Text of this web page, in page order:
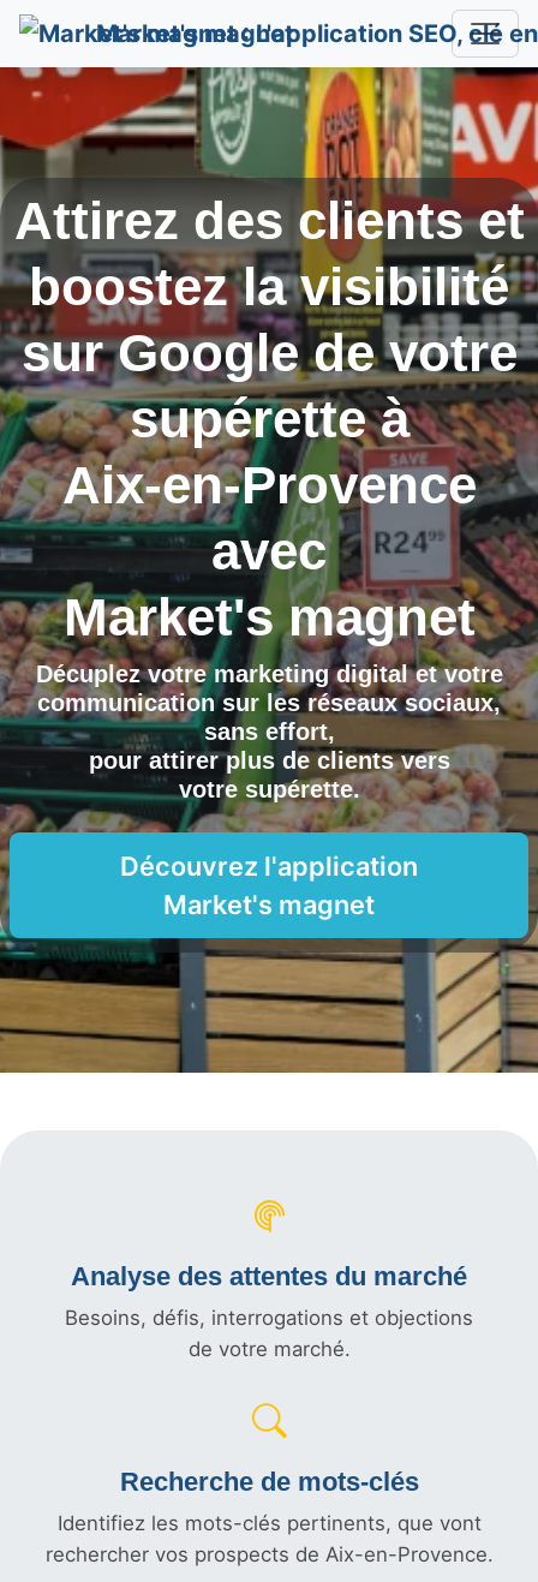
Market's magnet
Attirez des clients et
boostez la visibilité
sur Google de votre
supérette à
Aix-en-Provence
avec
Market's magnet
Décuplez votre marketing digital et votre
communication sur les réseaux sociaux,
sans effort,
pour attirer plus de clients vers
votre supérette.
Découvrez l'application
Market's magnet
Analyse des attentes du marché
Besoins, défis, interrogations et objections
de votre marché.
Recherche de mots-clés
Identifiez les mots-clés pertinents, que vont
rechercher vos prospects de Aix-en-Provence.